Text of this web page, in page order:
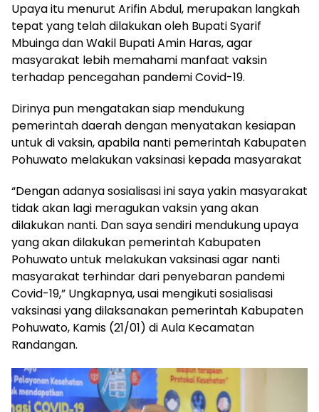
Upaya itu menurut Arifin Abdul, merupakan langkah
tepat yang telah dilakukan oleh Bupati Syarif
Mbuinga dan Wakil Bupati Amin Haras, agar
masyarakat lebih memahami manfaat vaksin
terhadap pencegahan pandemi Covid-19.
Dirinya pun mengatakan siap mendukung
pemerintah daerah dengan menyatakan kesiapan
untuk di vaksin, apabila nanti pemerintah Kabupaten
Pohuwato melakukan vaksinasi kepada masyarakat
“Dengan adanya sosialisasi ini saya yakin masyarakat
tidak akan lagi meragukan vaksin yang akan
dilakukan nanti. Dan saya sendiri mendukung upaya
yang akan dilakukan pemerintah Kabupaten
Pohuwato untuk melakukan vaksinasi agar nanti
masyarakat terhindar dari penyebaran pandemi
Covid-19,” Ungkapnya, usai mengikuti sosialisasi
vaksinasi yang dilaksanakan pemerintah Kabupaten
Pohuwato, Kamis (21/01) di Aula Kecamatan
Randangan.